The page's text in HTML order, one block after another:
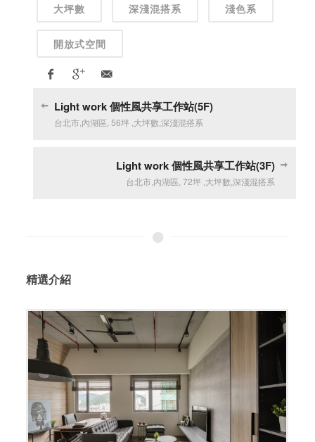
大坪數 深淺混搭系 淺色系
開放式空間
Light work 個性風共享工作站(5F)
台北市 內湖區 56坪 大坪數 ,深淺混搭系
Light work 個性風共享工作站(3F)
台北市, 內湖區 72坪, 大坪數 深淺混搭系
精選介紹